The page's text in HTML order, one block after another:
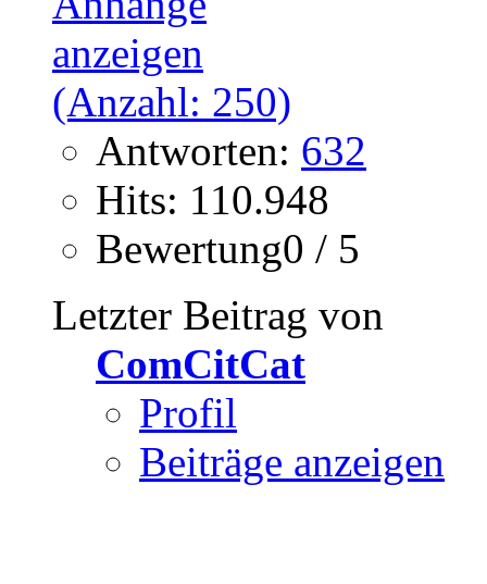
Antworten: 632
Hits: 110.948
Bewertung0 / 5
Letzter Beitrag von
ComCitCat
Profil
Beiträge anzeigen